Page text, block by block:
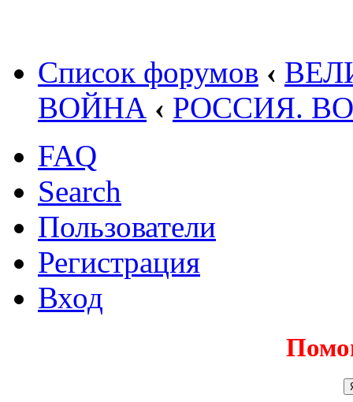
Список форумов ‹
ВОЙНА ‹ РОССИЯ.
FAQ
Search
Пользователи
Регистрация
Вход